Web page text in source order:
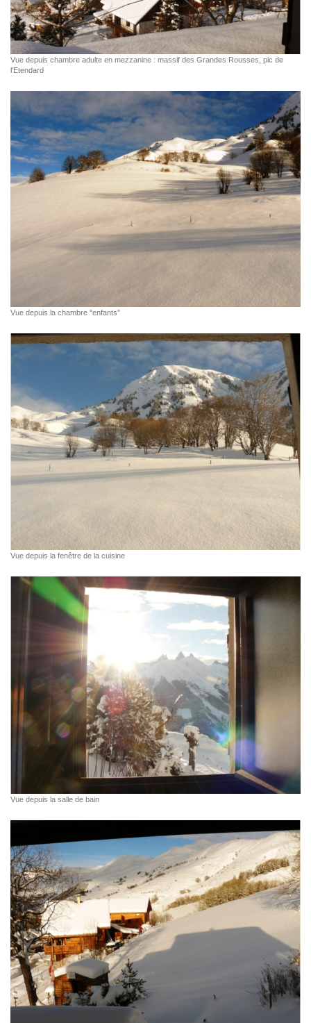
Vue depuis chambre adulte en mezzanine : massif des Grandes Rousses, pic de
l'Etendard
Vue depuis la chambre "enfants"
Vue depuis la fenêtre de la cuisine
Vue depuis la salle de bain